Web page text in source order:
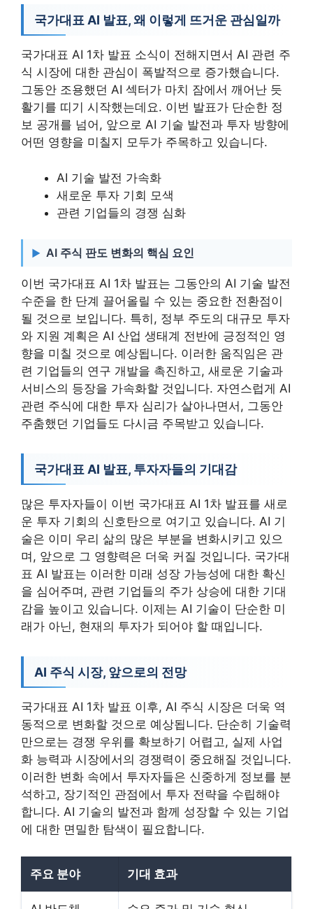
국가대표 AI 발표, 왜 이렇게 뜨거운 관심일까
국가대표 AI 1차 발표 소식이 전해지면서 AI 관련 주
식 시장에 대한 관심이 폭발적으로 증가했습니다.
그동안 조용했던 AI 섹터가 마치 잠에서 깨어난 듯
활기를 띠기 시작했는데요. 이번 발표가 단순한 정
보 공개를 넘어, 앞으로 AI 기술 발전과 투자 방향에
어떤 영향을 미칠지 모두가 주목하고 있습니다.
AI 기술 발전 가속화
새로운 투자 기회 모색
관련 기업들의 경쟁 심화
AI 주식 판도 변화의 핵심 요인
이번 국가대표 AI 1차 발표는 그동안의 AI 기술 발전
수준을 한 단계 끌어올릴 수 있는 중요한 전환점이
될 것으로 보입니다. 특히, 정부 주도의 대규모 투자
와 지원 계획은 AI 산업 생태계 전반에 긍정적인 영
향을 미칠 것으로 예상됩니다. 이러한 움직임은 관
련 기업들의 연구 개발을 촉진하고, 새로운 기술과
서비스의 등장을 가속화할 것입니다. 자연스럽게 AI
관련 주식에 대한 투자 심리가 살아나면서, 그동안
주춤했던 기업들도 다시금 주목받고 있습니다.
국가대표 AI 발표, 투자자들의 기대감
많은 투자자들이 이번 국가대표 AI 1차 발표를 새로
운 투자 기회의 신호탄으로 여기고 있습니다. AI 기
술은 이미 우리 삶의 많은 부분을 변화시키고 있으
며, 앞으로 그 영향력은 더욱 커질 것입니다. 국가대
표 AI 발표는 이러한 미래 성장 가능성에 대한 확신
을 심어주며, 관련 기업들의 주가 상승에 대한 기대
감을 높이고 있습니다. 이제는 AI 기술이 단순한 미
래가 아닌, 현재의 투자가 되어야 할 때입니다.
AI 주식 시장, 앞으로의 전망
국가대표 AI 1차 발표 이후, AI 주식 시장은 더욱 역
동적으로 변화할 것으로 예상됩니다. 단순히 기술력
만으로는 경쟁 우위를 확보하기 어렵고, 실제 사업
화 능력과 시장에서의 경쟁력이 중요해질 것입니다.
이러한 변화 속에서 투자자들은 신중하게 정보를 분
석하고, 장기적인 관점에서 투자 전략을 수립해야
합니다. AI 기술의 발전과 함께 성장할 수 있는 기업
에 대한 면밀한 탐색이 필요합니다.
주요 분야 기대 효과